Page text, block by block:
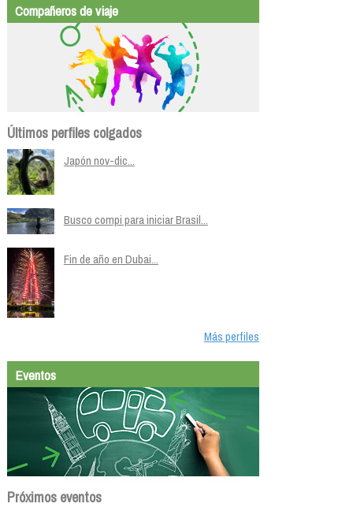
Compañeros de viaje
Últimos perfiles colgados
Japón nov-dic...
Busco compi para iniciar Brasil...
Fin de año en Dubai...
Más perfiles
Eventos
Próximos eventos